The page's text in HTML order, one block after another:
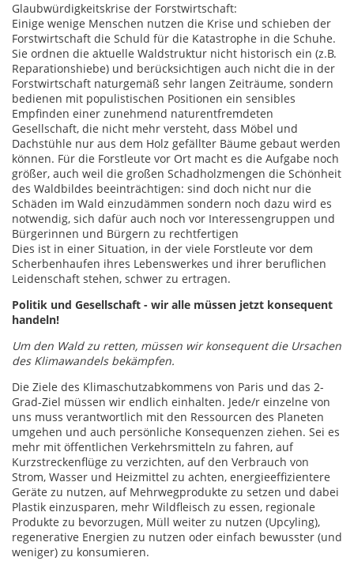
Glaubwürdigkeitskrise der Forstwirtschaft:
Einige wenige Menschen nutzen die Krise und schieben der
Forstwirtschaft die Schuld für die Katastrophe in die Schuhe.
Sie ordnen die aktuelle Waldstruktur nicht historisch ein (z.B.
Reparationshiebe) und berücksichtigen auch nicht die in der
Forstwirtschaft naturgemäß sehr langen Zeiträume, sondern
bedienen mit populistischen Positionen ein sensibles
Empfinden einer zunehmend naturentfremdeten
Gesellschaft, die nicht mehr versteht, dass Möbel und
Dachstühle nur aus dem Holz gefällter Bäume gebaut werden
können. Für die Forstleute vor Ort macht es die Aufgabe noch
größer, auch weil die großen Schadholzmengen die Schönheit
des Waldbildes beeinträchtigen: sind doch nicht nur die
Schäden im Wald einzudämmen sondern noch dazu wird es
notwendig, sich dafür auch noch vor Interessengruppen und
Bürgerinnen und Bürgern zu rechtfertigen
Dies ist in einer Situation, in der viele Forstleute vor dem
Scherbenhaufen ihres Lebenswerkes und ihrer beruflichen
Leidenschaft stehen, schwer zu ertragen.
Politik und Gesellschaft - wir alle müssen jetzt konsequent
handeln!
Um den Wald zu retten, müssen wir konsequent die Ursachen
des Klimawandels bekämpfen.
Die Ziele des Klimaschutzabkommens von Paris und das 2-
Grad-Ziel müssen wir endlich einhalten. Jede/r einzelne von
uns muss verantwortlich mit den Ressourcen des Planeten
umgehen und auch persönliche Konsequenzen ziehen. Sei es
mehr mit öffentlichen Verkehrsmitteln zu fahren, auf
Kurzstreckenflüge zu verzichten, auf den Verbrauch von
Strom, Wasser und Heizmittel zu achten, energieeffizientere
Geräte zu nutzen, auf Mehrwegprodukte zu setzen und dabei
Plastik einzusparen, mehr Wildfleisch zu essen, regionale
Produkte zu bevorzugen, Müll weiter zu nutzen (Upcyling),
regenerative Energien zu nutzen oder einfach bewusster (und
weniger) zu konsumieren.